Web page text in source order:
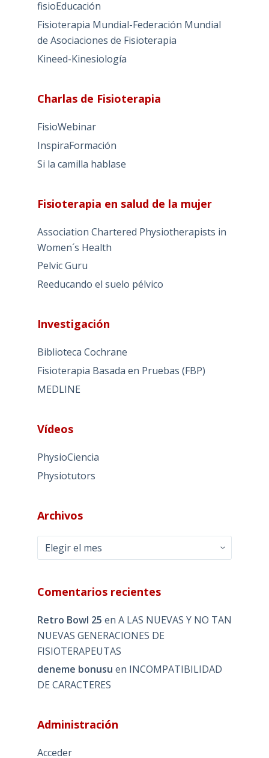
fisioEducación
Fisioterapia Mundial-Federación Mundial
de Asociaciones de Fisioterapia
Kineed-Kinesiología
Charlas de Fisioterapia
FisioWebinar
InspiraFormación
Si la camilla hablase
Fisioterapia en salud de la mujer
Association Chartered Physiotherapists in
Women´s Health
Pelvic Guru
Reeducando el suelo pélvico
Investigación
Biblioteca Cochrane
Fisioterapia Basada en Pruebas (FBP)
MEDLINE
Vídeos
PhysioCiencia
Physiotutors
Archivos
Archivos
Comentarios recientes
Retro Bowl 25 en A LAS NUEVAS Y NO TAN
NUEVAS GENERACIONES DE
FISIOTERAPEUTAS
deneme bonusu en INCOMPATIBILIDAD
DE CARACTERES
Administración
Acceder